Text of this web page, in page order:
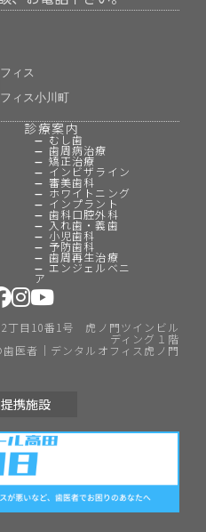
ィス
ィス小川町
診療案内
むし歯
歯周病治療
矯正治療
インビザライン
審美歯科
ホワイトニング
インプラント
歯科口腔外科
入れ歯・義歯
小児歯科
予防歯科
歯周再生治療
エンジェルベニ
ア
丁目10番1号 虎ノ門ツインビル
ディング１階
歯医者｜デンタルオフィス虎ノ門
携施設